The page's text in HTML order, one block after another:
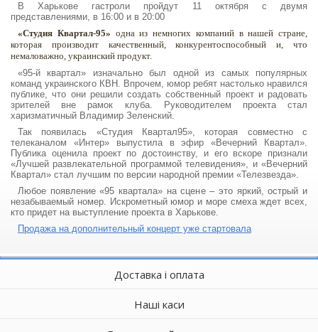
В Харькове гастроли пройдут 11 октября с двумя
представлениями, в 16:00 и в 20:00
«Студия Квартал-95» одна из немногих компаний в нашей стране,
которая производит качественный, конкурентоспособный и, что
немаловажно, украинский продукт.
«95-й квартал» изначально был одной из самых популярных
команд украинского КВН. Впрочем, юмор ребят настолько нравился
публике, что они решили создать собственный проект и радовать
зрителей вне рамок клуба. Руководителем проекта стал
харизматичный Владимир Зеленский.
Так появилась «Студия Квартал95», которая совместно с
телеканалом «Интер» выпустила в эфир «Вечерний Квартал».
Публика оценила проект по достоинству, и его вскоре признали
«Лучшей развлекательной программой телевидения», и «Вечерний
Квартал» стал лучшим по версии народной премии «Телезвезда».
Любое появление «95 квартала» на сцене – это яркий, острый и
незабываемый номер. Искрометный юмор и море смеха ждет всех,
кто придет на выступление проекта в Харькове.
Продажа на дополнительный концерт уже стартовала
Доставка і оплата
Наші каси